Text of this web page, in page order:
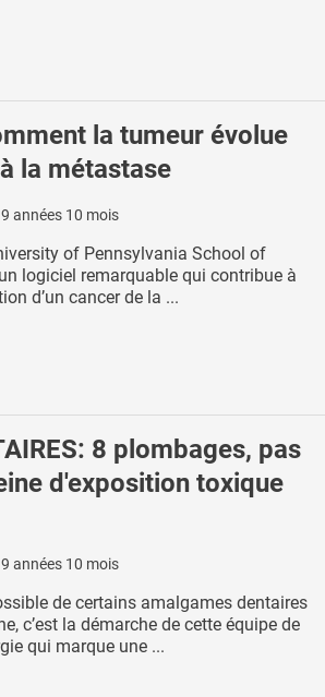
la tumeur évolue
la métastase
9 années 10 mois
of Pennsylvania School of
logiciel remarquable qui contribue à
d’un cancer de la ...
8 plombages, pas
d'exposition toxique
9 années 10 mois
de certains amalgames dentaires
c’est la démarche de cette équipe de
qui marque une ...